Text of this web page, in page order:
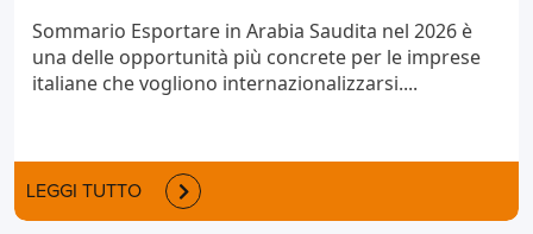
Sommario Esportare in Arabia Saudita nel 2026 è
una delle opportunità più concrete per le imprese
italiane che vogliono internazionalizzarsi....
LEGGI TUTTO